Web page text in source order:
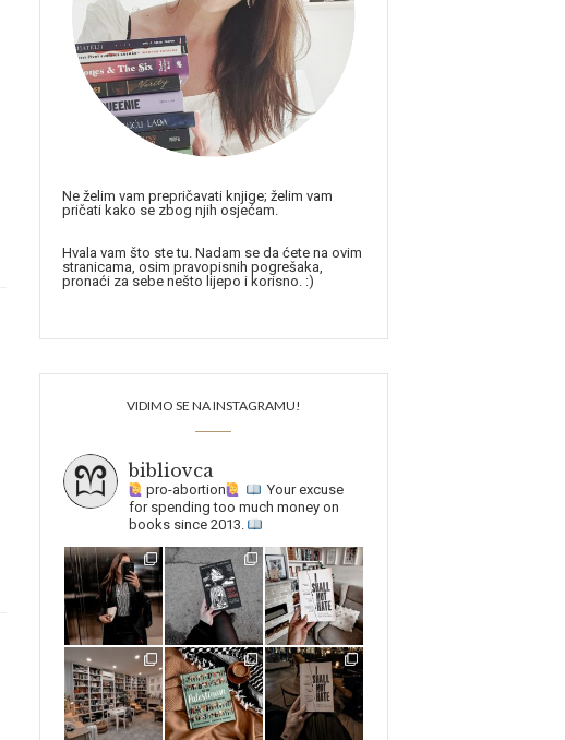
Ne želim vam prepričavati knjige; želim vam
pričati kako se zbog njih osjećam.
Hvala vam što ste tu. Nadam se da ćete na ovim
stranicama, osim pravopisnih pogrešaka,
pronaći za sebe nešto lijepo i korisno. :)
VIDIMO SE NA INSTAGRAMU!
bibliovca
pro-abortion
Your excuse
for spending too much money on
books since 2013.